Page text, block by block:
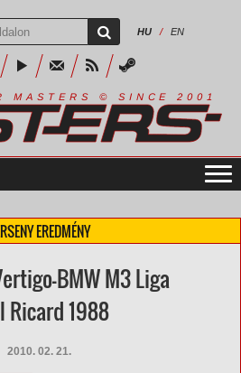
HU / EN
M A S T E R S © S I N C E 2 0 0 1
EREDMÉNY
BMW M3 Liga
Ricard 1988
2010. 02. 21.